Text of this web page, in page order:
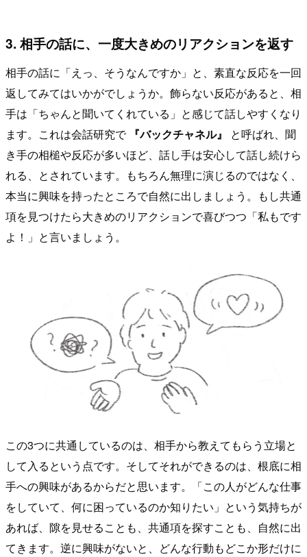
3. 相手の話に、一度大きめのリアクションを返す
相手の話に「えっ、そうなんですか」と、素直な反応を一回
返してみてはいかがでしょうか。飾らない反応があると、相
手は「ちゃんと聞いてくれている」と感じて話しやすくなり
ます。これは会話研究で 『バックチャネル』
と呼ばれ、聞
き手の相槌や反応が多いほど、話し手は安心して話し続けら
れる、とされています。もちろん無理に演じるのではなく、
本当に興味を持ったところで自然に出しましょう。もし共通
項を見つけたら大きめのリアクションで喜びつつ「私もです
よ！」と言いましょう。
この3つに共通しているのは、相手から教えてもらう立場と
して入るという点です。そしてそれができるのは、根底に相
手への興味があるからだと思います。「この人がどんな仕事
をしていて、何に困っているのか知りたい」という気持ちが
あれば、隙を見せることも、共通項を探すことも、自然に出
てきます。逆に興味がないと、どんな行動もどこか形だけに